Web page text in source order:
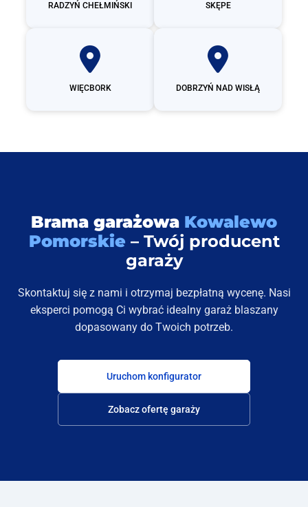
RADZYŃ CHEŁMIŃSKI SKĘPE
WIĘCBORK DOBRZYŃ NAD WISŁĄ
Brama garażowa Kowalewo
Pomorskie – Twój producent
garaży
Skontaktuj się z nami i otrzymaj bezpłatną wycenę. Nasi
eksperci pomogą Ci wybrać idealny garaż blaszany
dopasowany do Twoich potrzeb.
Uruchom konfigurator
Zobacz ofertę garaży